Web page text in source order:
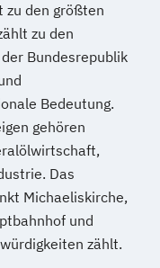
zu den größten
zu den
Bundesrepublik
Bedeutung.
gehören
Das
Michaeliskirche,
und
zählt.